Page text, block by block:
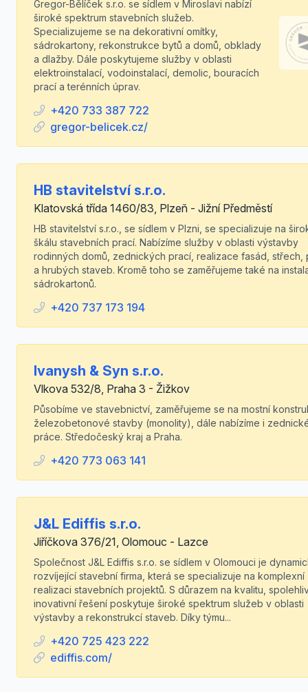
Gregor-Bělíček s.r.o. se sídlem v Miroslavi nabízí
široké spektrum stavebních služeb.
Specializujeme se na dekorativní omítky,
sádrokartony, rekonstrukce bytů a domů, obklady
a dlažby. Dále poskytujeme služby v oblasti
elektroinstalací, vodoinstalací, demolic, bouracích
prací a terénních úprav.
+420 733 387 722
gregor-belicek.cz/
HB stavitelství s.r.o.
Klatovská třída 1460/83, Plzeň - Jižní Předměstí
HB stavitelství s.r.o., se sídlem v Plzni, se specializuje na
škálu stavebních prací. Nabízíme služby v oblasti výstavby
rodinných domů, zednických prací, realizace fasád, střech,
a hrubých staveb. Kromě toho se zaměřujeme také na
sádrokartonů.
+420 737 173 194
Ivanysh & Syn s.r.o.
Vlkova 532/8, Praha 3 - Žižkov
Působíme ve stavebnictví, zaměřujeme se na mostní
železobetonové stavby (monolity), dále nabízíme i
práce. Středočeský kraj a Praha.
+420 773 063 141
J&L Ediffis s.r.o.
Jiříčkova 376/21, Olomouc - Lazce
Společnost J&L Ediffis s.r.o. se sídlem v Olomouci je
rozvíjející stavební firma, která se specializuje na komplexní
realizaci stavebních projektů. S důrazem na kvalitu,
inovativní řešení poskytuje široké spektrum služeb v oblasti
výstavby a rekonstrukcí staveb. Díky týmu...
+420 725 423 222
ediffis.com/